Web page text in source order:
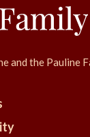
and the Pauline